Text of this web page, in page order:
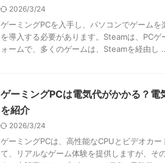
2026/3/24
ゲーミングPCを入手し、パソコンでゲームを
を導入する必要があります。Steamは、PC
ォームで、多くのゲームは、Steamを経由し
ゲーミングPCは電気代がかかる？電
を紹介
2026/3/24
ゲーミングPCは、高性能なCPUとビデオカ
て、リアルなゲーム体験を提供しますが、そ